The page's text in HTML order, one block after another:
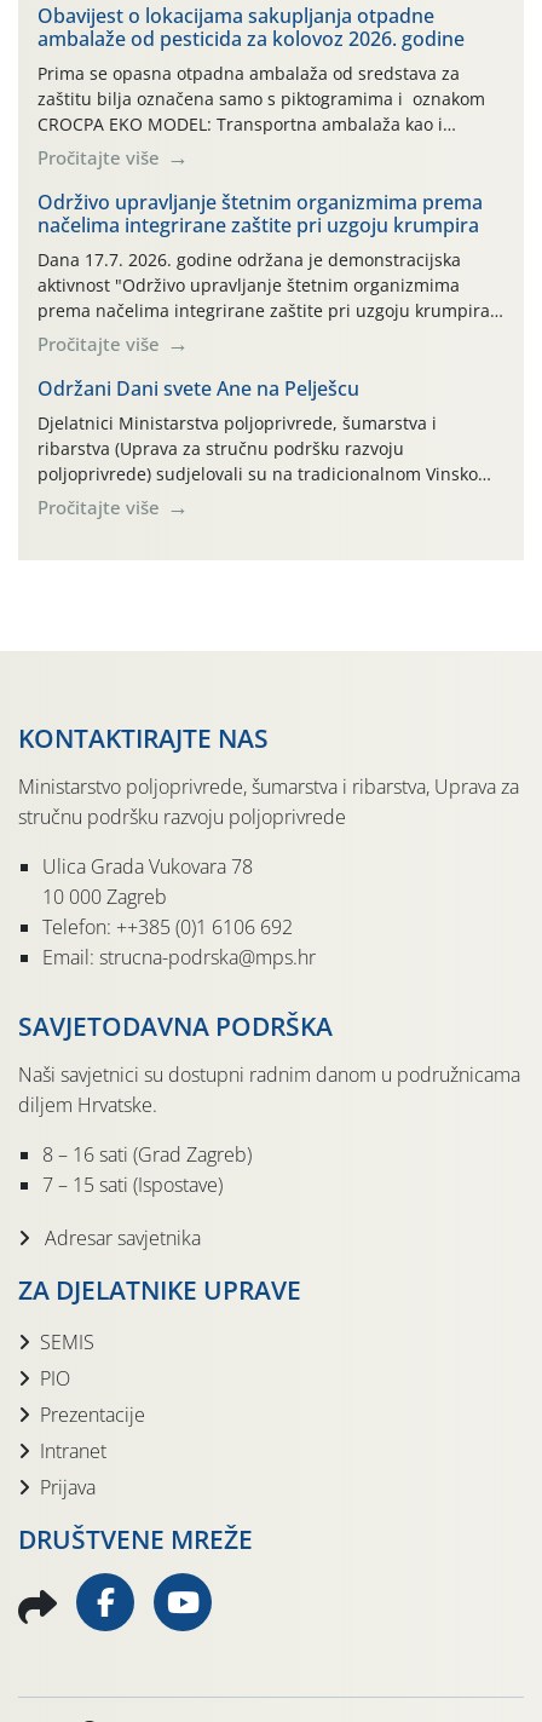
Obavijest o lokacijama sakupljanja otpadne
ambalaže od pesticida za kolovoz 2026. godine
Prima se opasna otpadna ambalaža od sredstava za
zaštitu bilja označena samo s piktogramima i oznakom
CROCPA EKO MODEL: Transportna ambalaža kao i
ambalaža drugih proizvoda koji nisu sredstva za zaštitu
bilja (npr. ambalaža od mineralnih gnojiva,) se ne
prihvaća. Korisnicima je osiguran besplatni povrat
prazne ambalaže isključivo ovih tvrtki: AGROCHEM-MAKS,
AGRONOM, ALBAUGH TKI* (PINUS […]
Pročitajte više
Održivo upravljanje štetnim organizmima prema
načelima integrirane zaštite pri uzgoju krumpira
Dana 17.7. 2026. godine održana je demonstracijska
aktivnost "Održivo upravljanje štetnim organizmima
prema načelima integrirane zaštite pri uzgoju krumpira"
na pokusnom polju "Poredje", kraj naselja Belica (ARKOD
parcela ID 2445031) (središnji dio Međimurske županije).
Pročitajte više
Održani Dani svete Ane na Pelješcu
Djelatnici Ministarstva poljoprivrede, šumarstva i
ribarstva (Uprava za stručnu podršku razvoju
poljoprivrede) sudjelovali su na tradicionalnom Vinskom
forumu, održanom 24.07.2026. godine u Domu vinarske
tradicije u Putnikovićima na poluotoku Pelješcu, u
Pročitajte više
KONTAKTIRAJTE NAS
Ministarstvo poljoprivrede, šumarstva i ribarstva, Uprava za
stručnu podršku razvoju poljoprivrede
Ulica Grada Vukovara 78
10 000 Zagreb
Telefon: ++385 (0)1 6106 692
Email: strucna-podrska@mps.hr
SAVJETODAVNA PODRŠKA
Naši savjetnici su dostupni radnim danom u podružnicama
diljem Hrvatske.
8 – 16 sati (Grad Zagreb)
7 – 15 sati (Ispostave)
Adresar savjetnika
ZA DJELATNIKE UPRAVE
SEMIS
PIO
Prezentacije
Intranet
Prijava
DRUŠTVENE MREŽE